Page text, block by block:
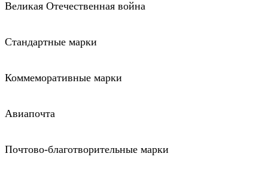
Великая Отечественная война
Стандартные марки
Коммеморативные марки
Авиапочта
Почтово-благотворительные марки